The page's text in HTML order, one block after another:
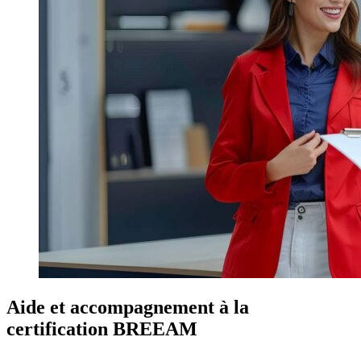
Aide et accompagnement à la
certification BREEAM